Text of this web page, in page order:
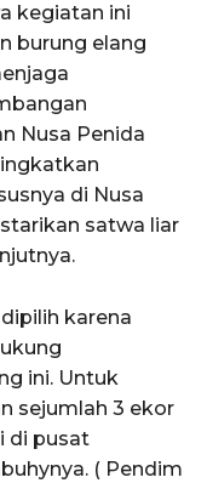
kegiatan ini
burung elang
Nusa Penida
di Nusa
satwa liar
karena
ini. Untuk
sejumlah 3 ekor
di pusat
( Pendim